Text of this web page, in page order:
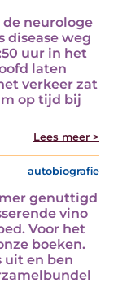
neurologe
disease weg
uur in het
laten
verkeer zat
op tijd bij
Lees meer >
autobiografie
genuttigd
vino
Voor het
boeken.
uit en ben